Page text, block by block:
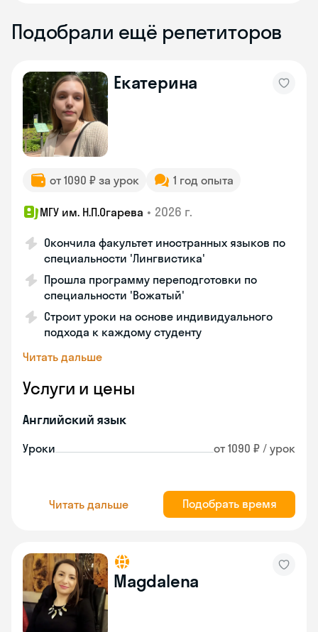
Подобрали ещё репетиторов
Екатерина
от 1090 ₽ за урок 1 год опыта
МГУ им. Н.П.Огарева • 2026 г.
Окончила факультет иностранных языков по
специальности 'Лингвистика'
Прошла программу переподготовки по
специальности 'Вожатый'
Строит уроки на основе индивидуального
подхода к каждому студенту
Читать дальше
Услуги и цены
Английский язык
Уроки от 1090 ₽ / урок
Читать дальше Подобрать время
Magdalena